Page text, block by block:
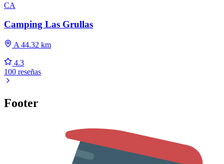
CA
Camping Las Grullas
A 44.32 km
4.3
100 reseñas
Footer